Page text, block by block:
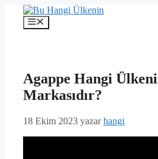
İçeriğe
Menü
Agappe Hangi
Markasıdır?
18 Ekim 2023 yazarhangi